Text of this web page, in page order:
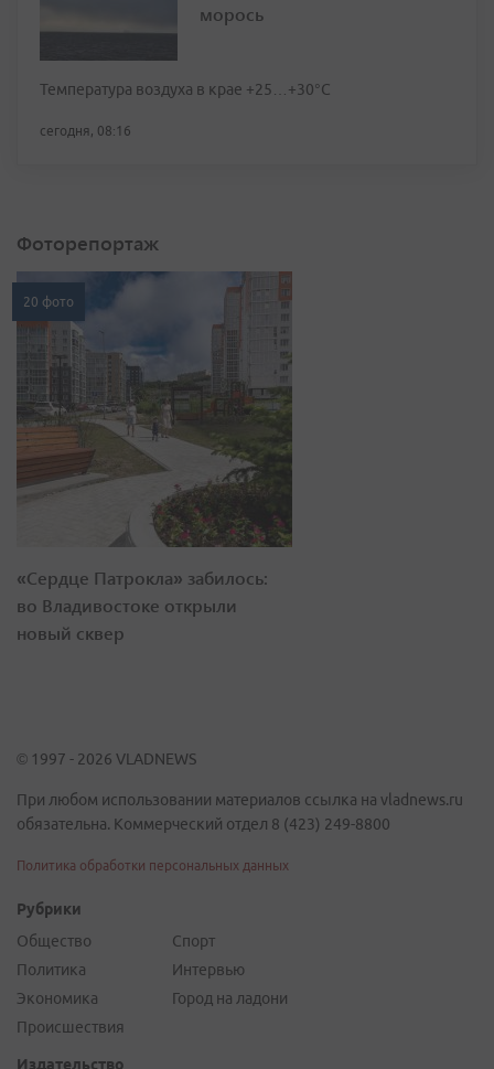
морось
Температура воздуха в крае +25…+30°C
сегодня, 08:16
Фоторепортаж
20 фото
«Сердце Патрокла» забилось:
во Владивостоке открыли
новый сквер
© 1997 - 2026 VLADNEWS
При любом использовании материалов ссылка на vladnews.ru
обязательна. Коммерческий отдел 8 (423) 249-8800
Политика обработки персональных данных
Рубрики
Общество
Политика
Экономика
Происшествия
Спорт
Интервью
Город на ладони
Издательство